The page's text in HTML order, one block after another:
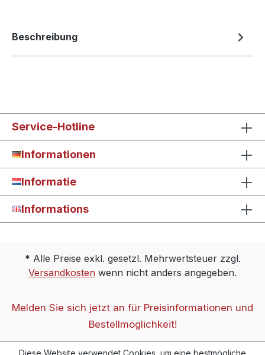
Beschreibung
Service-Hotline
Informationen
Informatie
Informations
* Alle Preise exkl. gesetzl. Mehrwertsteuer zzgl.
Versandkosten wenn nicht anders angegeben.
Melden Sie sich jetzt an für Preisinformationen und
Bestellmöglichkeit!
Diese Website verwendet Cookies, um eine bestmögliche